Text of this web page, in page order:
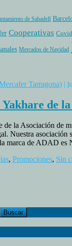
de Sabadell
Cooperativas
Mercados de Navidad
Tarragona) |
de
de la Asociación de
Nuestra
marca de ADAD
, Promociones, Sin